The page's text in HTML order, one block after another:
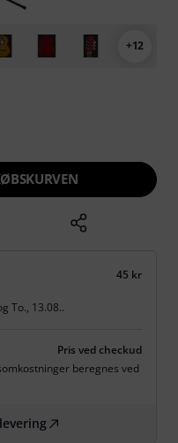
+12
45 kr
To., 13.08..
Pris ved checkud
beregnes ved